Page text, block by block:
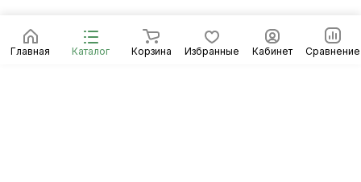
Главная Каталог Корзина Избранные Кабинет Сравнение